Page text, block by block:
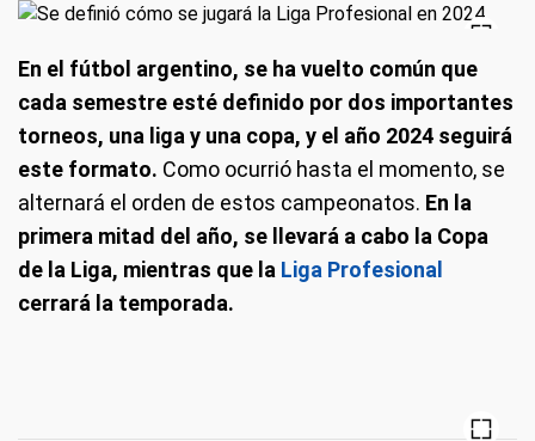
En el fútbol argentino, se ha vuelto común que
cada semestre esté definido por dos importantes
torneos, una liga y una copa, y el año 2024 seguirá
este formato. Como ocurrió hasta el momento, se
alternará el orden de estos campeonatos. En la
primera mitad del año, se llevará a cabo la Copa
de la Liga, mientras que la Liga Profesional
cerrará la temporada.